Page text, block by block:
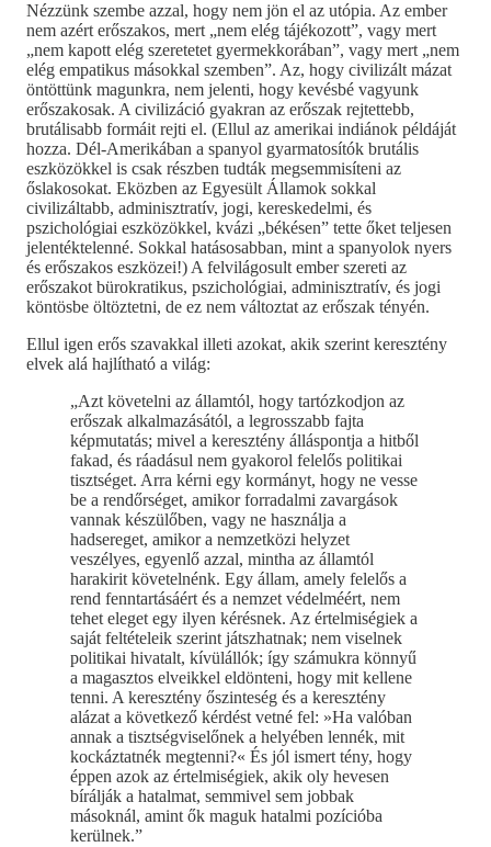
Nézzünk szembe azzal, hogy nem jön el az utópia. Az ember
nem azért erőszakos, mert „nem elég tájékozott”, vagy mert
„nem kapott elég szeretetet gyermekkorában”, vagy mert „nem
elég empatikus másokkal szemben”. Az, hogy civilizált mázat
öntöttünk magunkra, nem jelenti, hogy kevésbé vagyunk
erőszakosak. A civilizáció gyakran az erőszak rejtettebb,
brutálisabb formáit rejti el. (Ellul az amerikai indiánok példáját
hozza. Dél-Amerikában a spanyol gyarmatosítók brutális
eszközökkel is csak részben tudták megsemmisíteni az
őslakosokat. Eközben az Egyesült Államok sokkal
civilizáltabb, adminisztratív, jogi, kereskedelmi, és
pszichológiai eszközökkel, kvázi „békésen” tette őket teljesen
jelentéktelenné. Sokkal hatásosabban, mint a spanyolok nyers
és erőszakos eszközei!) A felvilágosult ember szereti az
erőszakot bürokratikus, pszichológiai, adminisztratív, és jogi
köntösbe öltöztetni, de ez nem változtat az erőszak tényén.
Ellul igen erős szavakkal illeti azokat, akik szerint keresztény
elvek alá hajlítható a világ:
„Azt követelni az államtól, hogy tartózkodjon az
erőszak alkalmazásától, a legrosszabb fajta
képmutatás; mivel a keresztény álláspontja a hitből
fakad, és ráadásul nem gyakorol felelős politikai
tisztséget. Arra kérni egy kormányt, hogy ne vesse
be a rendőrséget, amikor forradalmi zavargások
vannak készülőben, vagy ne használja a
hadsereget, amikor a nemzetközi helyzet
veszélyes, egyenlő azzal, mintha az államtól
harakirit követelnénk. Egy állam, amely felelős a
rend fenntartásáért és a nemzet védelméért, nem
tehet eleget egy ilyen kérésnek. Az értelmiségiek a
saját feltételeik szerint játszhatnak; nem viselnek
politikai hivatalt, kívülállók; így számukra könnyű
a magasztos elveikkel eldönteni, hogy mit kellene
tenni. A keresztény őszinteség és a keresztény
alázat a következő kérdést vetné fel: »Ha valóban
annak a tisztségviselőnek a helyében lennék, mit
kockáztatnék megtenni?« És jól ismert tény, hogy
éppen azok az értelmiségiek, akik oly hevesen
bírálják a hatalmat, semmivel sem jobbak
másoknál, amint ők maguk hatalmi pozícióba
kerülnek.”